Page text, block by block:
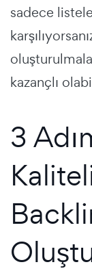
sadece
kazançlı
3